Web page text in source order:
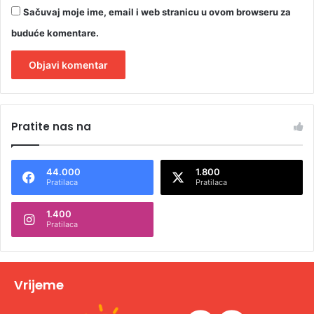
Sačuvaj moje ime, email i web stranicu u ovom browseru za
buduće komentare.
t
n
t
v
Pratite nas na
44.000
Pratilaca
1.800
Pratilaca
1.400
Pratilaca
Vrijeme